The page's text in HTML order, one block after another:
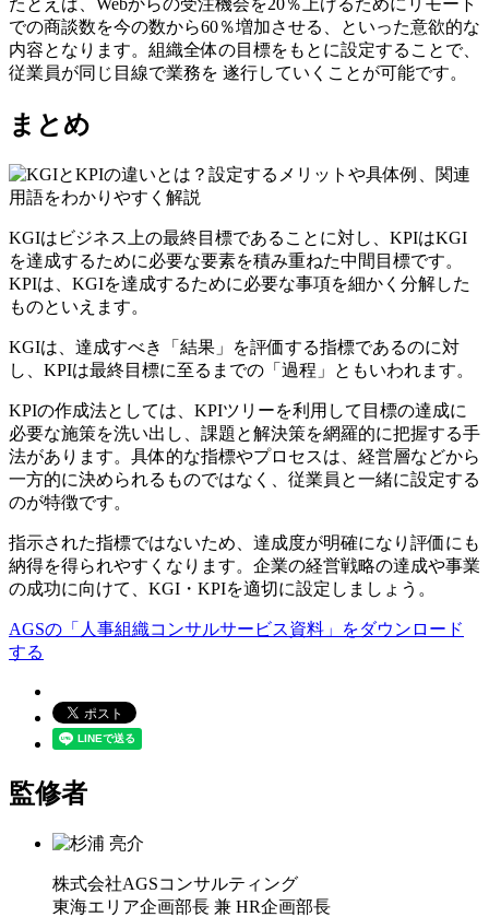
たとえば、Webからの受注機会を20％上げるためにリモート
での商談数を今の数から60％増加させる、といった意欲的な
内容となります。組織全体の目標をもとに設定することで、
従業員が同じ目線で業務を 遂行していくことが可能です。
まとめ
KGIはビジネス上の最終目標であることに対し、KPIはKGI
を達成するために必要な要素を積み重ねた中間目標です。
KPIは、KGIを達成するために必要な事項を細かく分解した
ものといえます。
KGIは、達成すべき「結果」を評価する指標であるのに対
し、KPIは最終目標に至るまでの「過程」ともいわれます。
KPIの作成法としては、KPIツリーを利用して目標の達成に
必要な施策を洗い出し、課題と解決策を網羅的に把握する手
法があります。具体的な指標やプロセスは、経営層などから
一方的に決められるものではなく、従業員と一緒に設定する
のが特徴です。
指示された指標ではないため、達成度が明確になり評価にも
納得を得られやすくなります。企業の経営戦略の達成や事業
の成功に向けて、KGI・KPIを適切に設定しましょう。
AGSの「人事組織コンサルサービス資料」をダウンロード
する
監修者
株式会社AGSコンサルティング
東海エリア企画部長 兼 HR企画部長